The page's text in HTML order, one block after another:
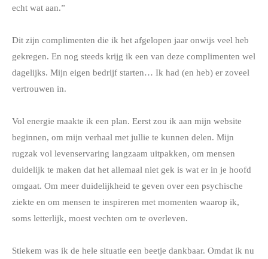
echt wat aan.”
Dit zijn complimenten die ik het afgelopen jaar onwijs veel heb
gekregen. En nog steeds krijg ik een van deze complimenten wel
dagelijks. Mijn eigen bedrijf starten… Ik had (en heb) er zoveel
vertrouwen in.
Vol energie maakte ik een plan. Eerst zou ik aan mijn website
beginnen, om mijn verhaal met jullie te kunnen delen. Mijn
rugzak vol levenservaring langzaam uitpakken, om mensen
duidelijk te maken dat het allemaal niet gek is wat er in je hoofd
omgaat. Om meer duidelijkheid te geven over een psychische
ziekte en om mensen te inspireren met momenten waarop ik,
soms letterlijk, moest vechten om te overleven.
Stiekem was ik de hele situatie een beetje dankbaar. Omdat ik nu